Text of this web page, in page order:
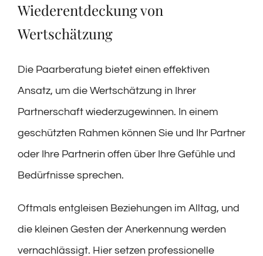
Wiederentdeckung von
Wertschätzung
Die Paarberatung bietet einen effektiven
Ansatz, um die Wertschätzung in Ihrer
Partnerschaft wiederzugewinnen. In einem
geschützten Rahmen können Sie und Ihr Partner
oder Ihre Partnerin offen über Ihre Gefühle und
Bedürfnisse sprechen.
Oftmals entgleisen Beziehungen im Alltag, und
die kleinen Gesten der Anerkennung werden
vernachlässigt. Hier setzen professionelle